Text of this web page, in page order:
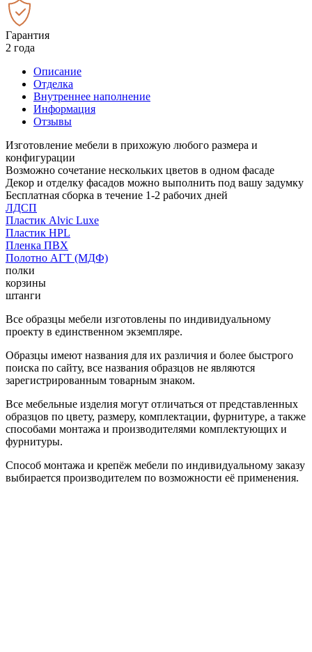
Гарантия
2 года
Описание
Отделка
Внутреннее наполнение
Информация
Отзывы
Изготовление мебели в прихожую любого размера и
конфигурации
Возможно сочетание нескольких цветов в одном фасаде
Декор и отделку фасадов можно выполнить под вашу задумку
Бесплатная сборка в течение 1-2 рабочих дней
ЛДСП
Пластик Alvic Luxe
Пластик HPL
Пленка ПВХ
Полотно АГТ (МДФ)
полки
корзины
штанги
Все образцы мебели изготовлены по индивидуальному
проекту в единственном экземпляре.
Образцы имеют названия для их различия и более быстрого
поиска по сайту, все названия образцов не являются
зарегистрированным товарным знаком.
Все мебельные изделия могут отличаться от представленных
образцов по цвету, размеру, комплектации, фурнитуре, а также
способами монтажа и производителями комплектующих и
фурнитуры.
Способ монтажа и крепёж мебели по индивидуальному заказу
выбирается производителем по возможности её применения.